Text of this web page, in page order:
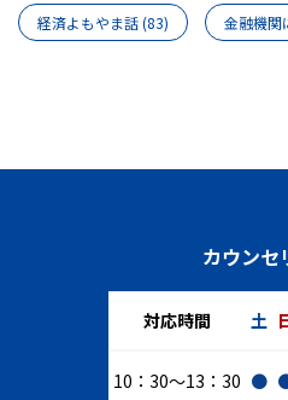
経済よもやま話(83) 金融機関
カウンセ
対応時間 土
10：30～13：30 ●